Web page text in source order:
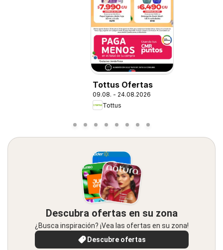
Tottus Ofertas
09.08. - 24.08.2026
Tottus
Descubra ofertas en su zona
¿Busca inspiración? ¡Vea las ofertas en su zona!
Descubre ofertas